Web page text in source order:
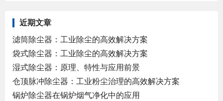
近期文章
滤筒除尘器：工业除尘的高效解决方案
袋式除尘器：工业除尘的高效解决方案
湿式除尘器：原理、特性与应用前景
仓顶脉冲除尘器：工业粉尘治理的高效解决方案
锅炉除尘器在锅炉烟气净化中的应用